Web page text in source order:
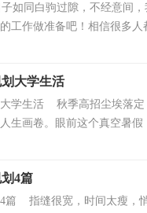
如同白驹过隙，不经意间，
工作做准备吧！相信很多
大学生活
学生活 秋季高招尘埃落
生画卷。眼前这个真空暑
4篇
4篇 指缝很宽，时间太瘦，